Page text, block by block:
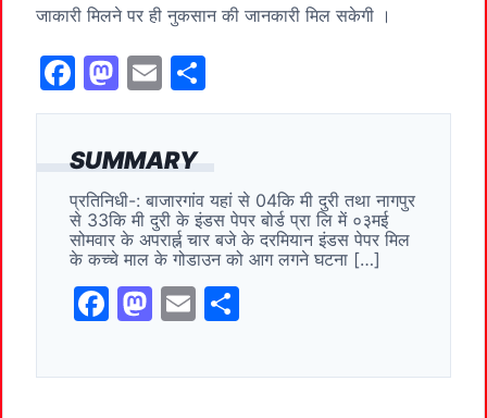
SUMMARY
प्रतिनिधी-: बाजारगांव यहां से 04कि मी दुरी तथा नागपुर
से 33कि मी दुरी के इंडस पेपर बोर्ड प्रा लि में ०३मई
सोमवार के अपरार्ह्न चार बजे के दरमियान इंडस पेपर मिल
के कच्चे माल के गोडाउन को आग लगने घटना […]
F
c
M
st
E
ai ar
जाकारी मिलने पर ही नुकसान की जानकारी मिल सकेगी ।
F
a
c
e
b
o
o
k
M
a
st
o
d
o
n
E
m
ai
l
h